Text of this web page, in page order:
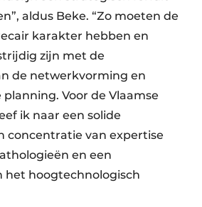
aldus Beke. “Zo moeten de
karakter hebben en
zijn met de
de netwerkvorming en
Voor de Vlaamse
ik naar een solide
concentratie van expertise
en een
het hoogtechnologisch